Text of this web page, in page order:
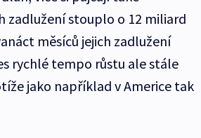
zadlužení stouplo o 12 miliard
měsíců jejich zadlužení
rychlé tempo růstu ale stále
jako například v Americe tak